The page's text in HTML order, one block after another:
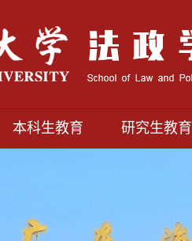
本科生教育 研究生教育